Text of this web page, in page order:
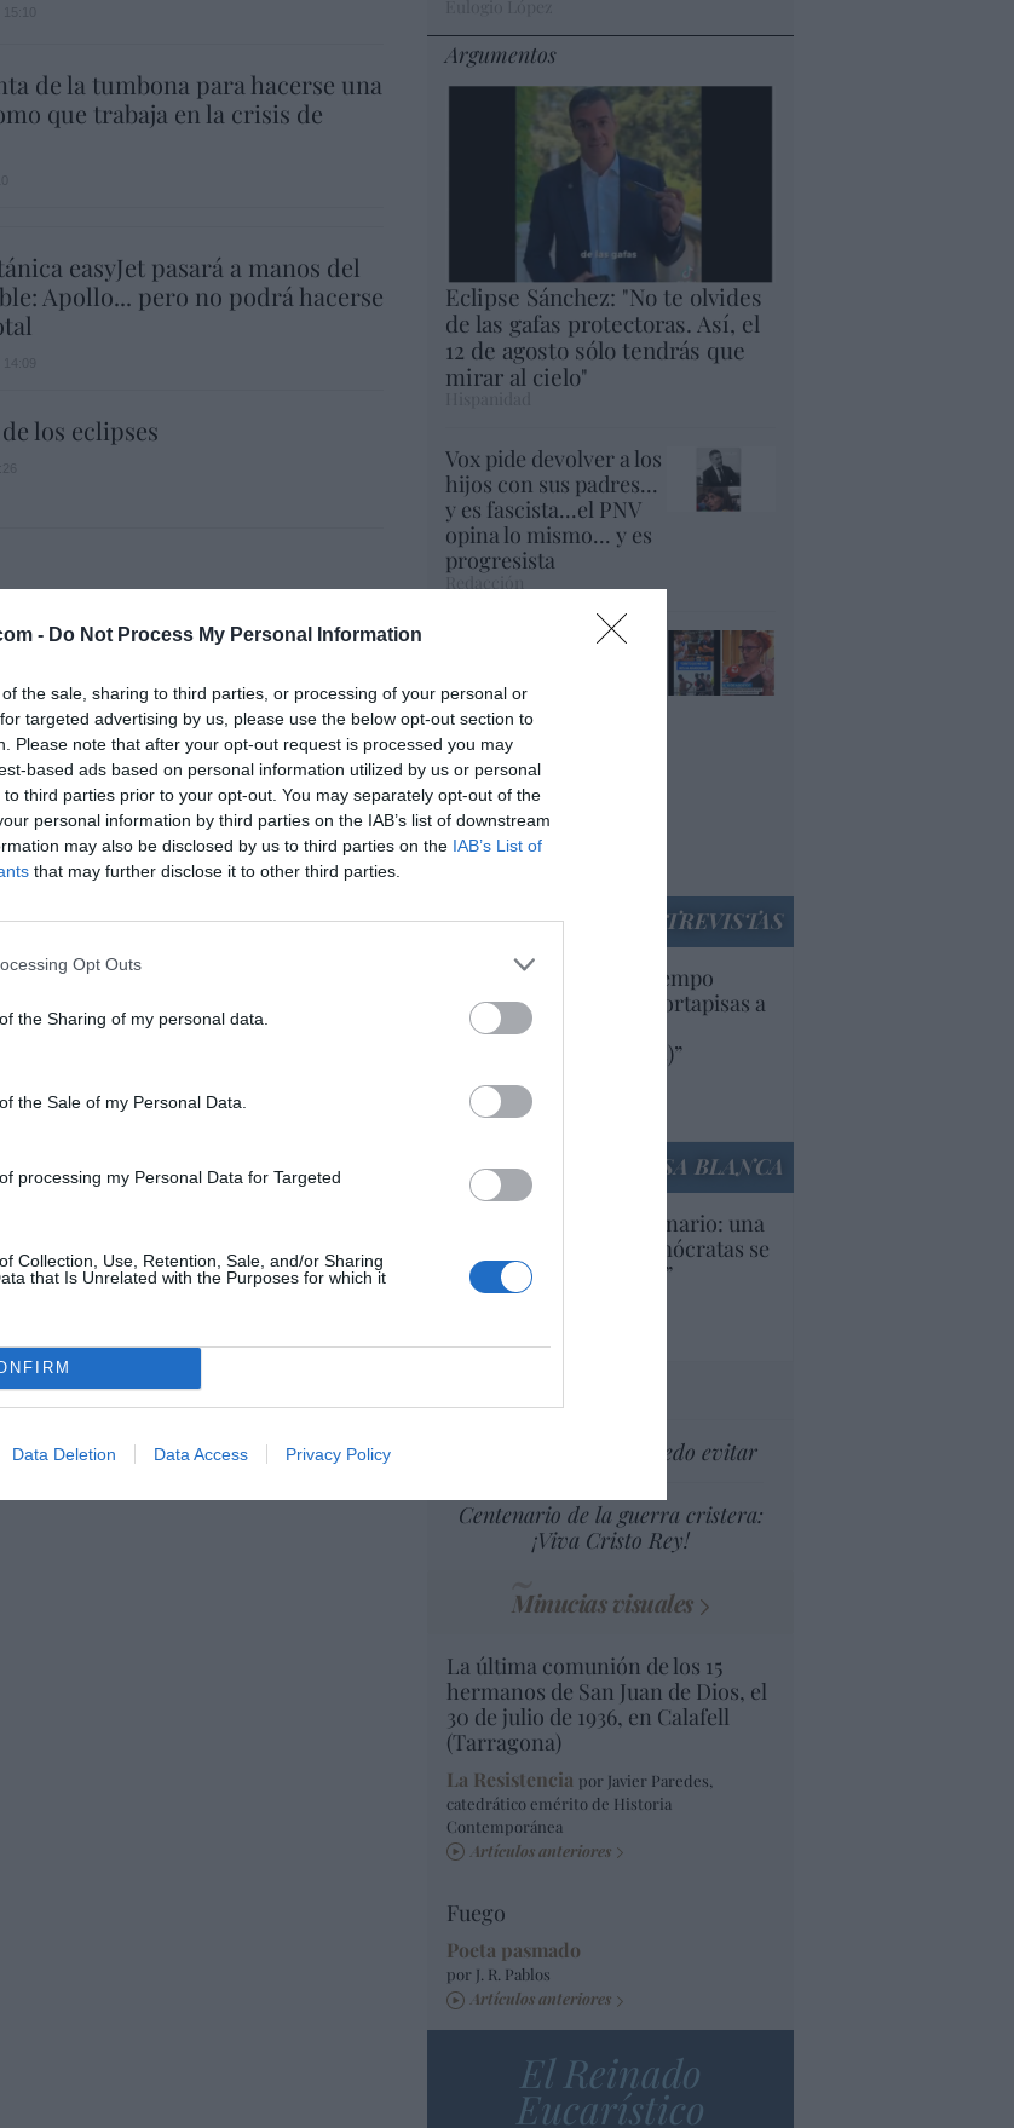
- Do Not Process My Personal Information
the sale, sharing to third parties, or processing of your personal or
targeted advertising by us, please use the below opt-out section to
Please note that after your opt-out request is processed you may
based ads based on personal information utilized by us or personal
third parties prior to your opt-out. You may separately opt-out of the
personal information by third parties on the IAB’s list of downstream
may also be disclosed by us to third parties on the IAB’s List of
that may further disclose it to other third parties.
Opt Outs
the Sharing of my personal data.
the Sale of my Personal Data.
processing my Personal Data for Targeted
Collection, Use, Retention, Sale, and/or Sharing
that Is Unrelated with the Purposes for which it
Data Deletion Data Access Privacy Policy
de la tumbona para hacerse una
que trabaja en la crisis de
easyJet pasará a manos del
Apollo... pero no podrá hacerse
los eclipses
Argumentos
Eclipse Sánchez: "No te olvides
de las gafas protectoras. Así, el
12 de agosto sólo tendrás que
mirar al cielo"
Vox pide devolver a los
hijos con sus padres...
y es fascista...el PNV
opina lo mismo... y es
progresista
abandonado a su país,
porque Ceuta es
España. Tenemos un
Gobierno en
connivencia con
Marruecos”: acusa una
ceutí
ENTREVISTAS
“Europa lleva mucho tiempo
poniendo aranceles y cortapisas a
productos y compañías
americanas (y europeas)”
por Ana Sánchez Arjona
Artículos anteriores
LA CASA BLANCA
EEUU. Inquietante escenario: una
tercera parte de los demócratas se
define como “socialista”
Soy viejo... y no lo puedo evitar
Centenario de la guerra cristera:
¡Viva Cristo Rey!
Minucias visuales
La última comunión de los 15
hermanos de San Juan de Dios, el
30 de julio de 1936, en Calafell
(Tarragona)
La Resistencia por Javier Paredes,
catedrático emérito de Historia
Contemporánea
Artículos anteriores
Fuego
Poeta pasmado
por J. R. Pablos
Artículos anteriores
El Reinado
Eucarístico